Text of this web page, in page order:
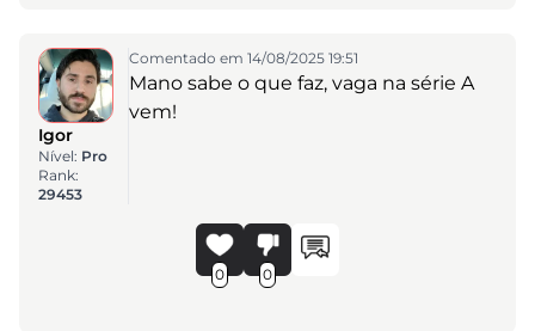
Igor
Nível: Pro
Rank:
29453
Comentado em 14/08/2025 19:51
Mano sabe o que faz, vaga na série A
vem!
0 0